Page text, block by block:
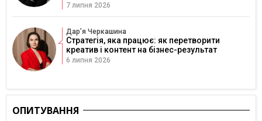
7 липня 2026
Дарʼя Черкашина
Стратегія, яка працює: як перетворити
креатив і контент на бізнес-результат
6 липня 2026
ОПИТУВАННЯ